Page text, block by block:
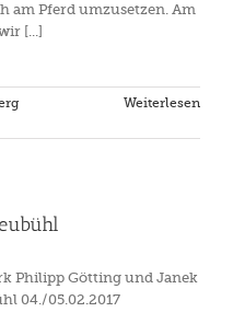
am Pferd umzusetzen. Am
[...]
Weiterlesen
Philipp Götting und Janek
04./05.02.2017